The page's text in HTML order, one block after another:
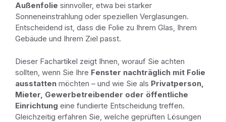
Außenfolie sinnvoller, etwa bei starker
Sonneneinstrahlung oder speziellen Verglasungen.
Entscheidend ist, dass die Folie zu Ihrem Glas, Ihrem
Gebäude und Ihrem Ziel passt.
Dieser Fachartikel zeigt Ihnen, worauf Sie achten
sollten, wenn Sie Ihre Fenster nachträglich mit Folie
ausstatten möchten – und wie Sie als Privatperson,
Mieter, Gewerbetreibender oder öffentliche
Einrichtung eine fundierte Entscheidung treffen.
Gleichzeitig erfahren Sie, welche geprüften Lösungen